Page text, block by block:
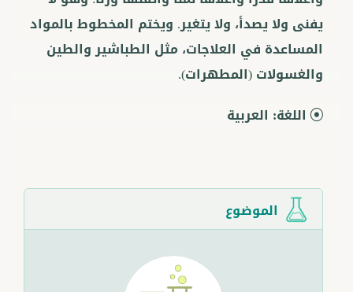
يفنى ولا يصدأ، ولا يتغير. ويختم المخطوط بالمواد
المساعدة في العلاجات، مثل الطباشير والطين
والغسولات (المطهرات).
اللغة:العربية
الموضوع